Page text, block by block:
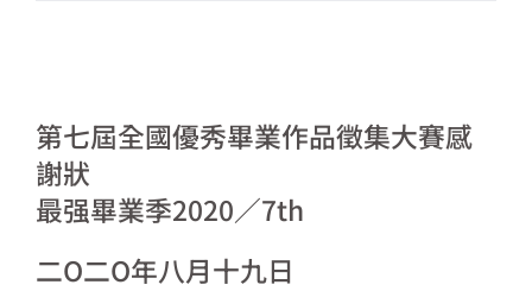
第七屆全國優秀畢業作品徵集大賽感
謝狀
最强畢業季2020／7th
二O二O年八月十九日